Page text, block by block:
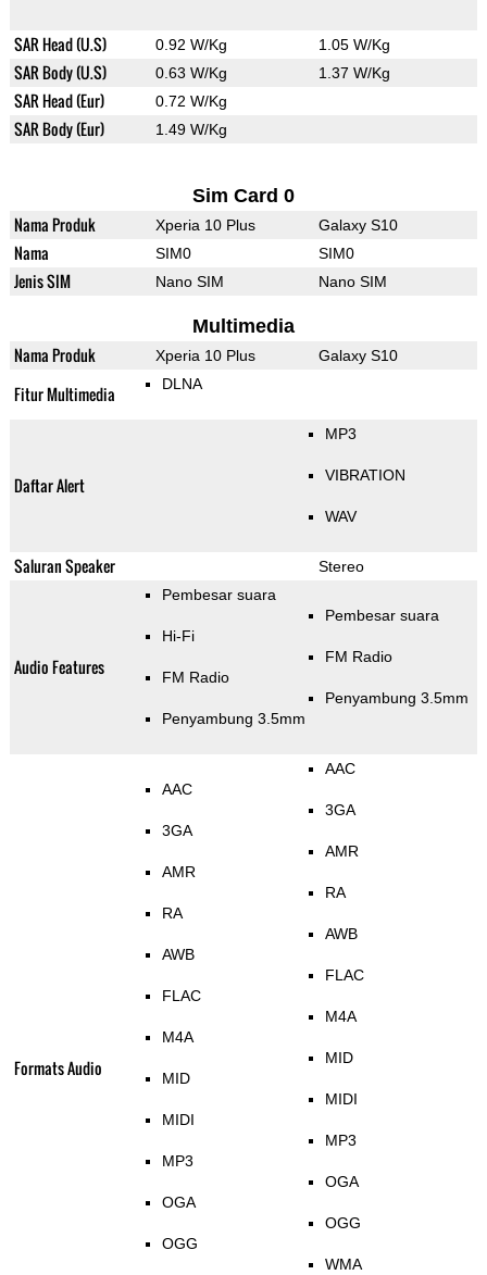
SAR Head (U.S) 0.92 W/Kg 1.05 W/Kg
SAR Body (U.S) 0.63 W/Kg 1.37 W/Kg
SAR Head (Eur) 0.72 W/Kg
SAR Body (Eur) 1.49 W/Kg
Sim Card 0
Nama Produk Xperia 10 Plus Galaxy S10
Nama SIM0 SIM0
Jenis SIM Nano SIM Nano SIM
Multimedia
Nama Produk Xperia 10 Plus Galaxy S10
Fitur Multimedia DLNA
Daftar Alert
MP3
VIBRATION
WAV
Saluran Speaker Stereo
Audio Features
Pembesar suara
Hi-Fi
FM Radio
Penyambung 3.5mm
Pembesar suara
FM Radio
Penyambung 3.5mm
Formats Audio
AAC
3GA
AMR
RA
AWB
FLAC
M4A
MID
MIDI
MP3
OGA
OGG
AAC
3GA
AMR
RA
AWB
FLAC
M4A
MID
MIDI
MP3
OGA
OGG
WMA